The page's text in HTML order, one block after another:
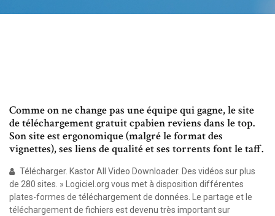
Comme on ne change pas une équipe qui gagne, le site
de téléchargement gratuit cpabien reviens dans le top.
Son site est ergonomique (malgré le format des
vignettes), ses liens de qualité et ses torrents font le taff.
Télécharger. Kastor All Video Downloader. Des vidéos sur plus
de 280 sites. » Logiciel.org vous met à disposition différentes
plates-formes de téléchargement de données. Le partage et le
téléchargement de fichiers est devenu très important sur